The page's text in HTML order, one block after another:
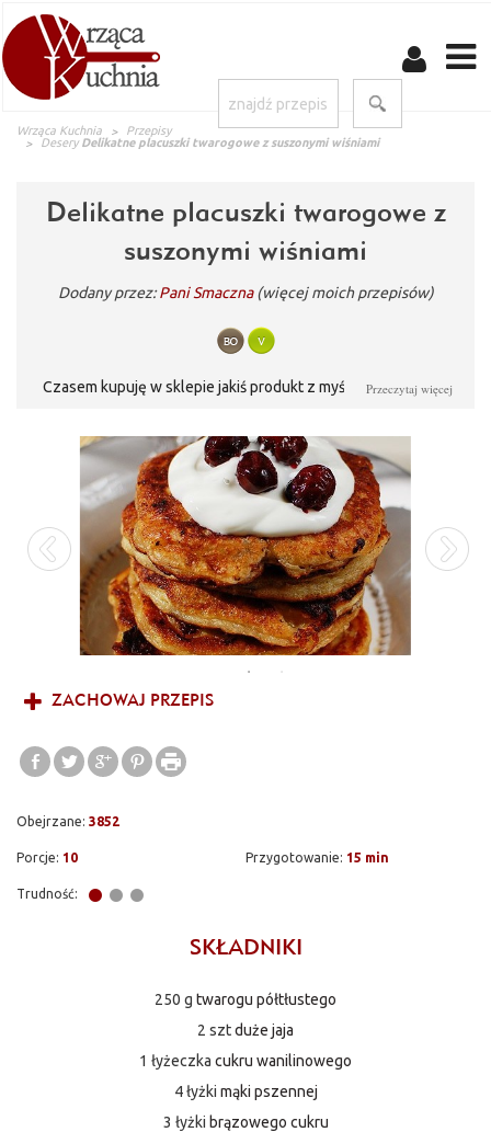
Wrząca Kuchnia
Przepisy
Desery Delikatne placuszki twarogowe z suszonymi wiśniami
Delikatne placuszki twarogowe z
suszonymi wiśniami
Dodany przez:Pani Smaczna (więcej moich przepisów)
Czasem kupuję w sklepie jakiś produkt z myślą o zrobieniu z
zupełnie innego :) Twaróg tego dnia kupiłam, aby po
wymieszaniu z odrobiną śmietany i cukru, smarować nim (na
życzenie męża) kanapki w sobotni poranek. W ostatniej chwili
zmieniłam jednak plany i twaróg w towarzystwie suszonych
wiśni stał się składnikiem placuszków, a jogurt naturalny /
kwaśna śmietana posłużyła do ich polania. Pozycja obowiązkowa
do przetestowania! :) Rozpływają się w ustach i są bardzo
delikatne.
Przeczytaj więcej
ZACHOWAJ PRZEPIS
Obejrzane: 3852
Porcje: 10 Przygotowanie: 15 min
Trudność:
SKŁADNIKI
250 g twarogu półtłustego
2 sztduże jaja
1 łyżeczka cukru wanilinowego
4 łyżki mąki pszennej
3 łyżki brązowego cukru